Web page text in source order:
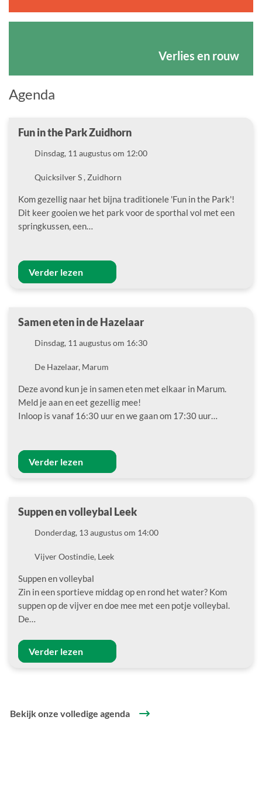
Verlies en rouw
Agenda
Fun in the Park Zuidhorn
DatumDinsdag, 11 augustus om 12:00
LocatieQuicksilver S , Zuidhorn
Kom gezellig naar het bijna traditionele 'Fun in the Park'!
Dit keer gooien we het park voor de sporthal vol met een
springkussen, een…
Verder lezen
Samen eten in de Hazelaar
DatumDinsdag, 11 augustus om 16:30
LocatieDe Hazelaar, Marum
Deze avond kun je in samen eten met elkaar in Marum.
Meld je aan en eet gezellig mee!
Inloop is vanaf 16:30 uur en we gaan om 17:30 uur…
Verder lezen
Suppen en volleybal Leek
DatumDonderdag, 13 augustus om 14:00
LocatieVijver Oostindie, Leek
Suppen en volleybal
Zin in een sportieve middag op en rond het water? Kom
suppen op de vijver en doe mee met een potje volleybal.
De…
Verder lezen
Bekijk onze volledige agenda